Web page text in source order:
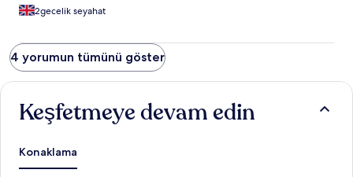
2gecelik seyahat
4 yorumun tümünü göster
Keşfetmeye devam edin
Konaklama